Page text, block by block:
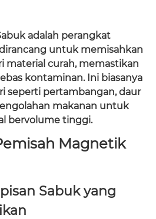
adalah perangkat
untuk memisahkan
material curah, memastikan
kontaminan. Ini biasanya
seperti pertambangan, daur
makanan untuk
bervolume tinggi.
Magnetik
Sabuk yang